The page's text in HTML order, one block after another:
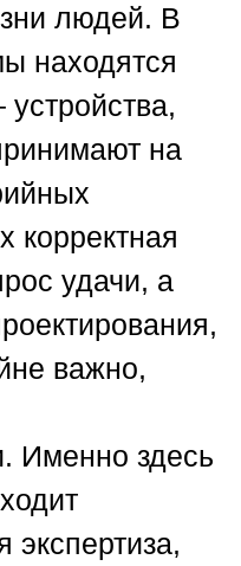
людей. В
находятся
на
корректная
удачи, а
важно,
Именно здесь
экспертиза,